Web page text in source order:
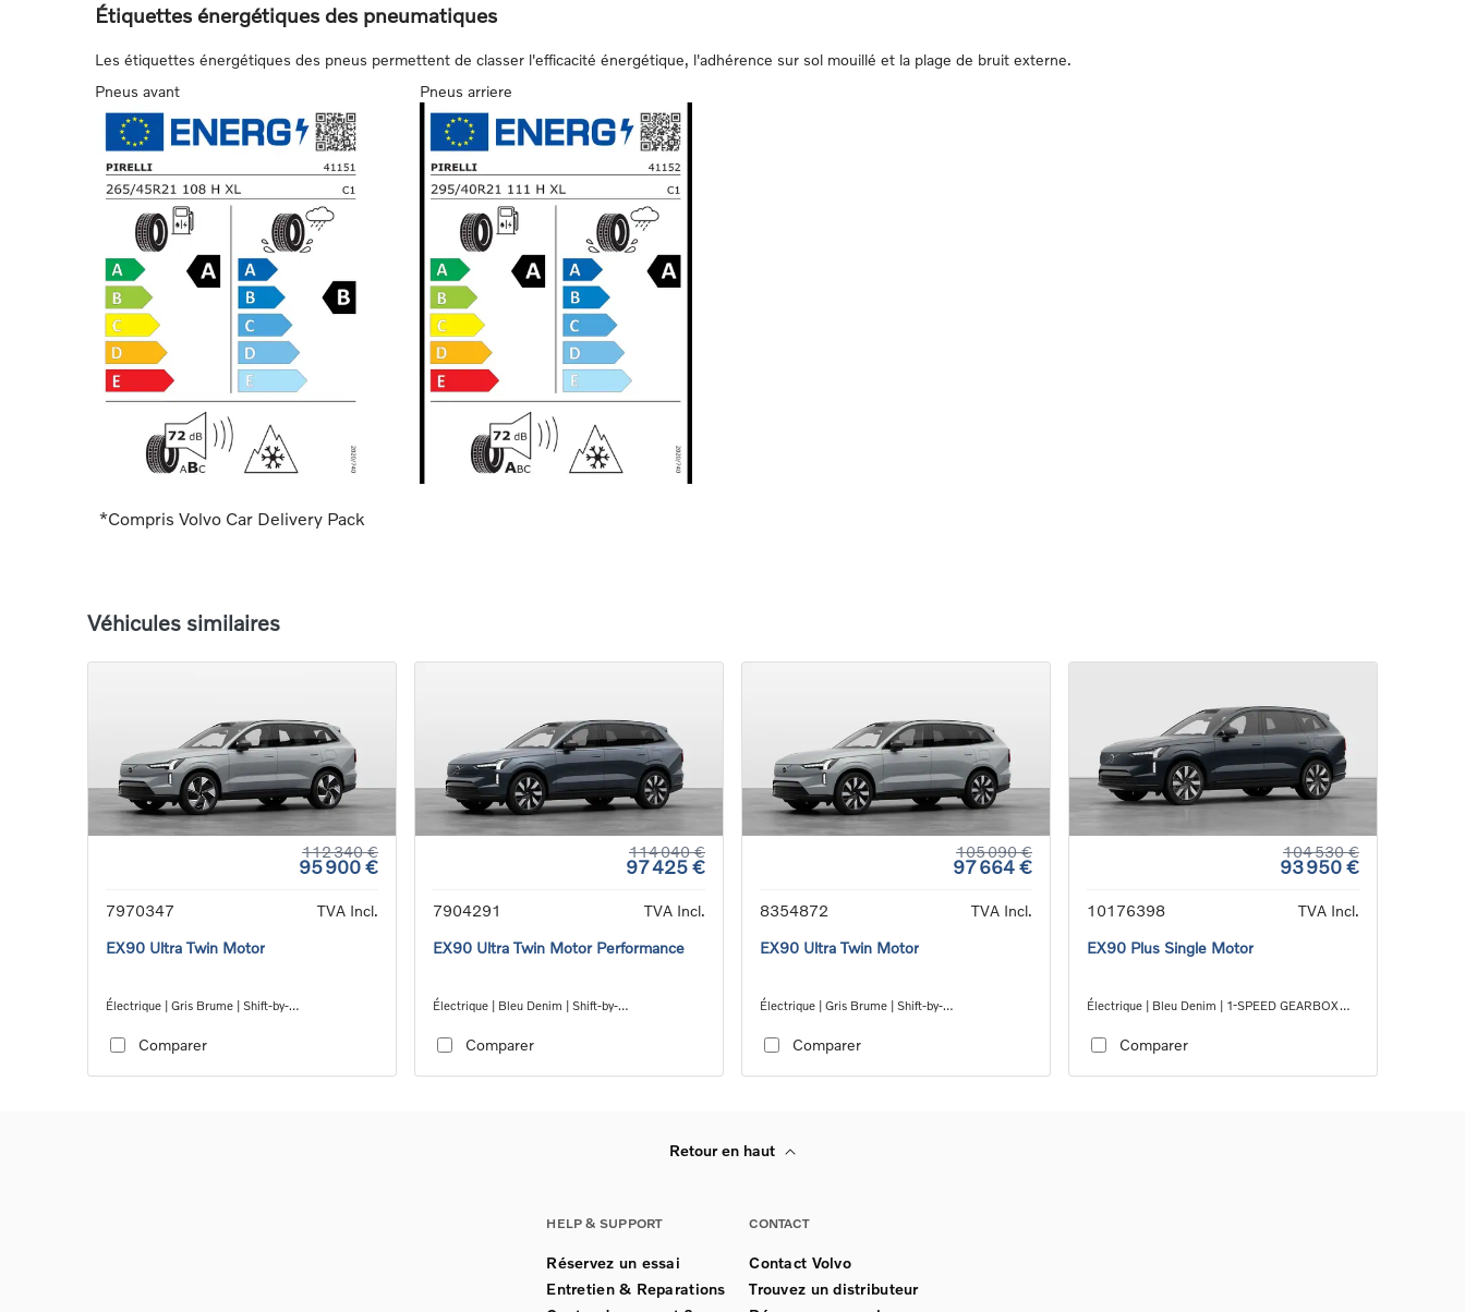
Étiquettes énergétiques des pneumatiques
Les étiquettes énergétiques des pneus permettent de classer l'efficacité énergétique, l'adhérence sur sol mouillé et la plage de bruit externe.
Pneus avant
Pneus arriere
*Compris Volvo Car Delivery Pack
Véhicules similaires
112 340 €
95 900 €
7970347
TVA Incl.
EX90 Ultra Twin Motor
Électrique | Gris Brume | Shift-by-
Comparer
114 040 €
97 425 €
7904291
TVA Incl.
EX90 Ultra Twin Motor Performance
Électrique | Bleu Denim | Shift-by-
Comparer
105 090 €
97 664 €
8354872
TVA Incl.
EX90 Ultra Twin Motor
Électrique | Gris Brume | Shift-by-
Comparer
104 530 €
93 950 €
10176398
TVA Incl.
EX90 Plus Single Motor
Électrique | Bleu Denim | 1-SPEED GEARBOX
Comparer
Retour en haut
HELP & SUPPORT
Réservez un essai
Entretien & Reparations
CONTACT
Contact Volvo
Trouvez un distributeur